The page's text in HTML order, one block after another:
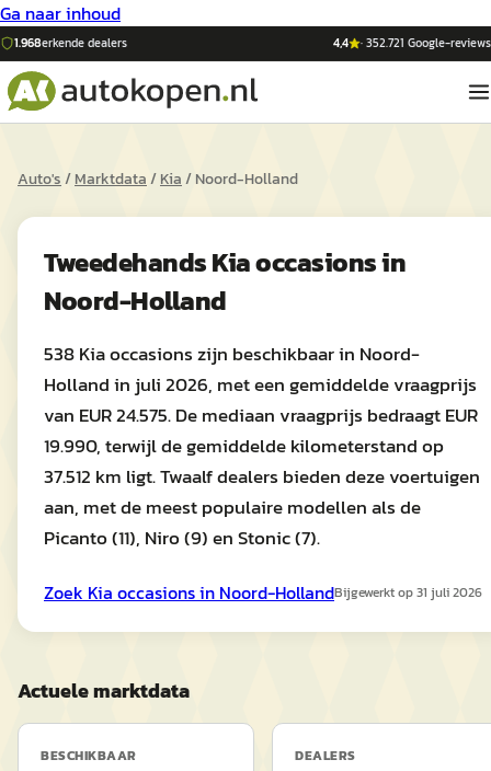
Ga naar inhoud
1.968erkende dealers 4,4 ·352.721 Google-reviews
Auto's/Marktdata/Kia/Noord-Holland
TweedehandsKiaoccasions in
Noord-Holland
538 Kia occasions zijn beschikbaar in Noord-
Holland in juli 2026, met een gemiddelde vraagprijs
van EUR 24.575. De mediaan vraagprijs bedraagt EUR
19.990, terwijl de gemiddelde kilometerstand op
37.512 km ligt. Twaalf dealers bieden deze voertuigen
aan, met de meest populaire modellen als de
Picanto (11), Niro (9) en Stonic (7).
Zoek Kia occasions in Noord-HollandBijgewerkt op31 juli 2026
Actuele marktdata
BESCHIKBAAR DEALERS